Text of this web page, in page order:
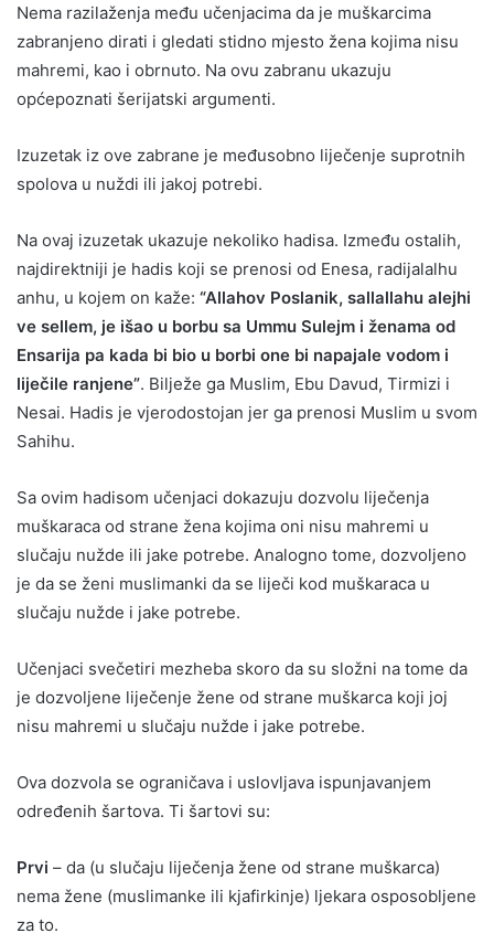
Nema razilaženja među učenjacima da je muškarcima
zabranjeno dirati i gledati stidno mjesto žena kojima nisu
mahremi, kao i obrnuto. Na ovu zabranu ukazuju
općepoznati šerijatski argumenti.
Izuzetak iz ove zabrane je međusobno liječenje suprotnih
spolova u nuždi ili jakoj potrebi.
Na ovaj izuzetak ukazuje nekoliko hadisa. Između ostalih,
najdirektniji je hadis koji se prenosi od Enesa, radijalalhu
anhu, u kojem on kaže: “Allahov Poslanik, sallallahu alejhi
ve sellem, je išao u borbu sa Ummu Sulejm i ženama od
Ensarija pa kada bi bio u borbi one bi napajale vodom i
liječile ranjene”. Bilježe ga Muslim, Ebu Davud, Tirmizi i
Nesai. Hadis je vjerodostojan jer ga prenosi Muslim u svom
Sahihu.
Sa ovim hadisom učenjaci dokazuju dozvolu liječenja
muškaraca od strane žena kojima oni nisu mahremi u
slučaju nužde ili jake potrebe. Analogno tome, dozvoljeno
je da se ženi muslimanki da se liječi kod muškaraca u
slučaju nužde i jake potrebe.
Učenjaci svečetiri mezheba skoro da su složni na tome da
je dozvoljene liječenje žene od strane muškarca koji joj
nisu mahremi u slučaju nužde i jake potrebe.
Ova dozvola se ograničava i uslovljava ispunjavanjem
određenih šartova. Ti šartovi su:
Prvi – da (u slučaju liječenja žene od strane muškarca)
nema žene (muslimanke ili kjafirkinje) ljekara osposobljene
za to.